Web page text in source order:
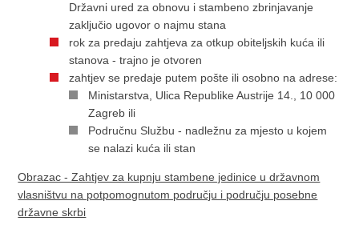
Državni ured za obnovu i stambeno zbrinjavanje
zaključio ugovor o najmu stana
rok za predaju zahtjeva za otkup obiteljskih kuća ili
stanova - trajno je otvoren
zahtjev se predaje putem pošte ili osobno na adrese:
Ministarstva, Ulica Republike Austrije 14., 10 000
Zagreb ili
Područnu Službu - nadležnu za mjesto u kojem
se nalazi kuća ili stan
Obrazac - Zahtjev za kupnju stambene jedinice u državnom
vlasništvu na potpomognutom području i području posebne
državne skrbi